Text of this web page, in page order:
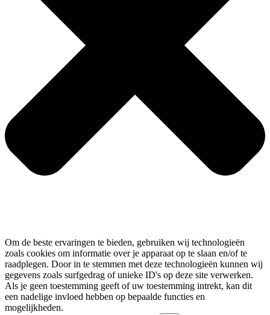
Om de beste ervaringen te bieden, gebruiken wij technologieën
zoals cookies om informatie over je apparaat op te slaan en/of te
raadplegen. Door in te stemmen met deze technologieën kunnen wij
gegevens zoals surfgedrag of unieke ID's op deze site verwerken.
Als je geen toestemming geeft of uw toestemming intrekt, kan dit
een nadelige invloed hebben op bepaalde functies en
mogelijkheden.